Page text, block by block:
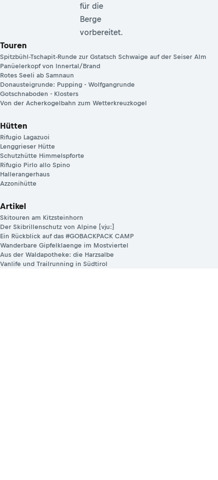
für die
Berge
vorbereitet.
Touren
Spitzbühl-Tschapit-Runde zur Gstatsch Schwaige auf der Seiser Alm
Panüelerkopf von Innertal/Brand
Rotes Seeli ab Samnaun
Donausteigrunde: Pupping - Wolfgangrunde
Gotschnaboden - Klosters
Von der Acherkogelbahn zum Wetterkreuzkogel
Hütten
Rifugio Lagazuoi
Lenggrieser Hütte
Schutzhütte Himmelspforte
Rifugio Pirlo allo Spino
Hallerangerhaus
Azzonihütte
Artikel
Skitouren am Kitzsteinhorn
Der Skibrillenschutz von Alpine [vju:]
Ein Rückblick auf das #GOBACKPACK CAMP
Wanderbare Gipfelklaenge im Mostviertel
Aus der Waldapotheke: die Harzsalbe
Vanlife und Trailrunning in Südtirol